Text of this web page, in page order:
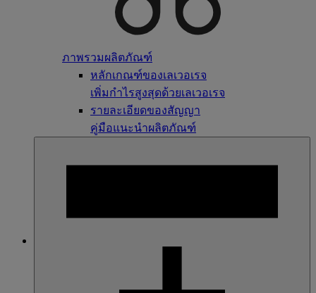
ภาพรวมผลิตภัณฑ์
หลักเกณฑ์ของเลเวอเรจ
เพิ่มกำไรสูงสุดด้วยเลเวอเรจ
รายละเอียดของสัญญา
คู่มือแนะนำผลิตภัณฑ์